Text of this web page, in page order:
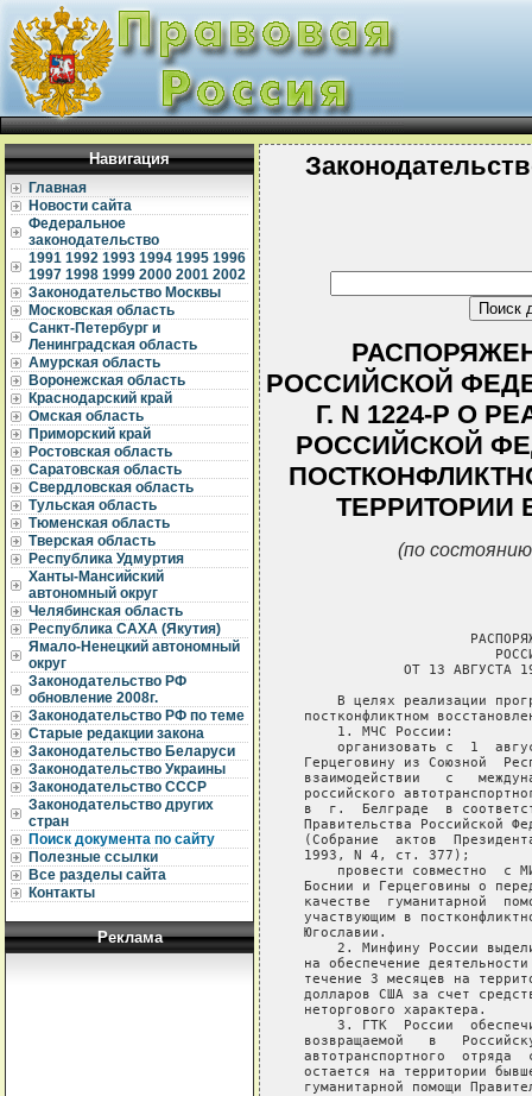
Навигация
Главная
Новости сайта
Федеральное
законодательство
1991 1992 1993 1994 1995 1996
1997 1998 1999 2000 2001 2002
Законодательство Москвы
Московская область
Санкт-Петербург и
Ленинградская область
Амурская область
Воронежская область
Краснодарский край
Омская область
Приморский край
Ростовская область
Саратовская область
Свердловская область
Тульская область
Тюменская область
Тверская область
Республика Удмуртия
Ханты-Мансийский
автономный округ
Челябинская область
Республика САХА (Якутия)
Ямало-Ненецкий автономный
округ
Законодательство РФ
обновление 2008г.
Законодательство РФ по теме
Старые редакции закона
Законодательство Беларуси
Законодательство Украины
Законодательство СССР
Законодательство других
стран
Поиск документа по сайту
Полезные ссылки
Все разделы сайта
Контакты
Реклама
РОССИЙСКОЙ
Г. N 1224-Р О
РОССИЙСКОЙ
(по
ОТ 13 АВГУСТА
В целях реализации
постконфликтном
        1. МЧС России:
организовать с  1
Герцеговину из Союзной
взаимодействии   с
российского
в  г.  Белграде  в
Правительства Российской
(Собрание  актов
    1993, N 4, ст. 377);
провести совместно  с
Боснии и Герцеговины о
качестве  гуманитарной
участвующим в
    Югославии.
2. Минфину России
на обеспечение
течение 3 месяцев на
долларов США за счет
    неторгового характера.
3. ГТК  России
возвращаемой   в
автотранспортного  отряда
остается на территории
гуманитарной помощи